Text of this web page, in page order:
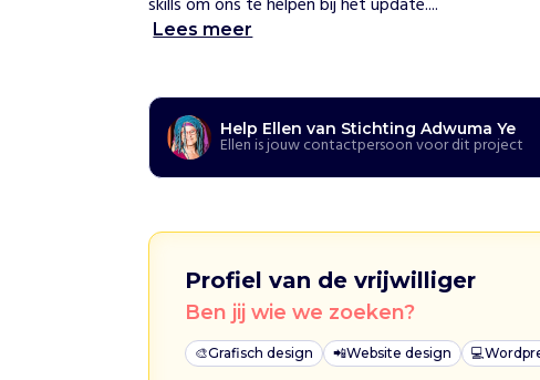
j
h
p
n
S
t
c
Lees meer
Help Ellen van Stichting Adwuma Ye
Ellen is jouw contactpersoon voor dit project
Profiel van de vrijwilliger
Ben jij wie we zoeken?
🎨Grafisch design 📲Website design 💻